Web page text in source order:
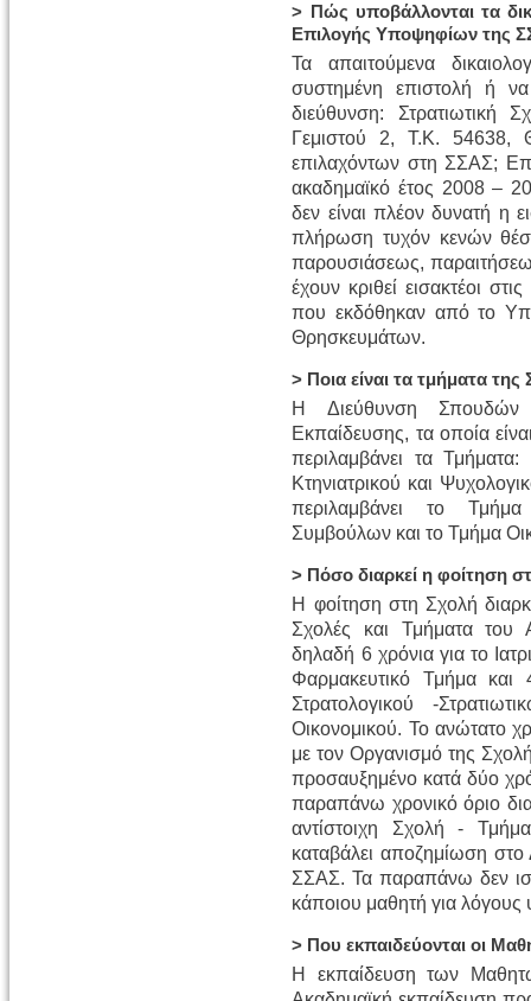
> Πώς υποβάλλονται τα
Επιλογής Υποψηφίων της
Τα απαιτούμενα
συστημένη επιστολή ή
διεύθυνση: Στρατιωτική
Γεμιστού 2, Τ.Κ. 54638,
επιλαχόντων στη ΣΣΑΣ;
ακαδημαϊκό έτος 2008 –
δεν είναι πλέον δυνατή η
πλήρωση τυχόν κενών
παρουσιάσεως,
έχουν κριθεί εισακτέοι
που εκδόθηκαν από το
Θρησκευμάτων.
> Ποια είναι τα τμήματα της
Η Διεύθυνση Σπουδών
Εκπαίδευσης, τα οποία
περιλαμβάνει τα Τμήματα:
Κτηνιατρικού και
περιλαμβάνει το Τμήμα
Συμβούλων και το Τμήμα
> Πόσο διαρκεί η φοίτηση
Η φοίτηση στη Σχολή
Σχολές και Τμήματα του
δηλαδή 6 χρόνια για το
Φαρμακευτικό Τμήμα και
Στρατολογικού -
Οικονομικού. Το ανώτατο
με τον Οργανισμό της
προσαυξημένο κατά δύο
παραπάνω χρονικό όριο
αντίστοιχη Σχολή -
καταβάλει αποζημίωση
ΣΣΑΣ. Τα παραπάνω δεν
κάποιου μαθητή για λόγους
> Που εκπαιδεύονται οι
Η εκπαίδευση των